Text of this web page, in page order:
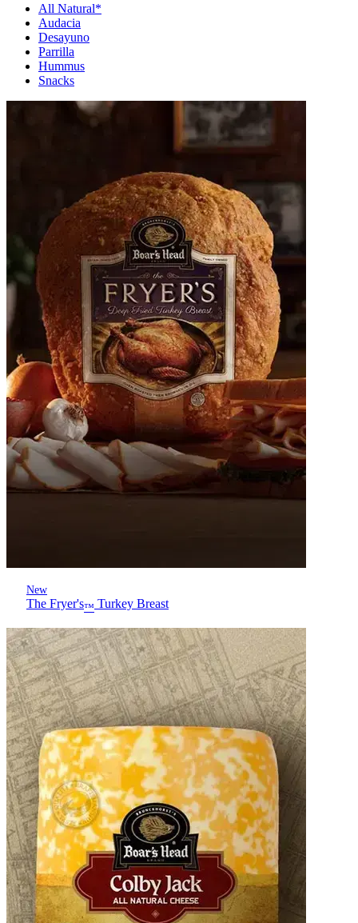
All Natural*
Audacia
Desayuno
Parrilla
Hummus
Snacks
New
The Fryer's™ Turkey Breast